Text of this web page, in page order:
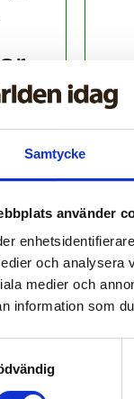
Samtycke
använder
och analysera
medier och
information som
Redan
FOLKLISTAN